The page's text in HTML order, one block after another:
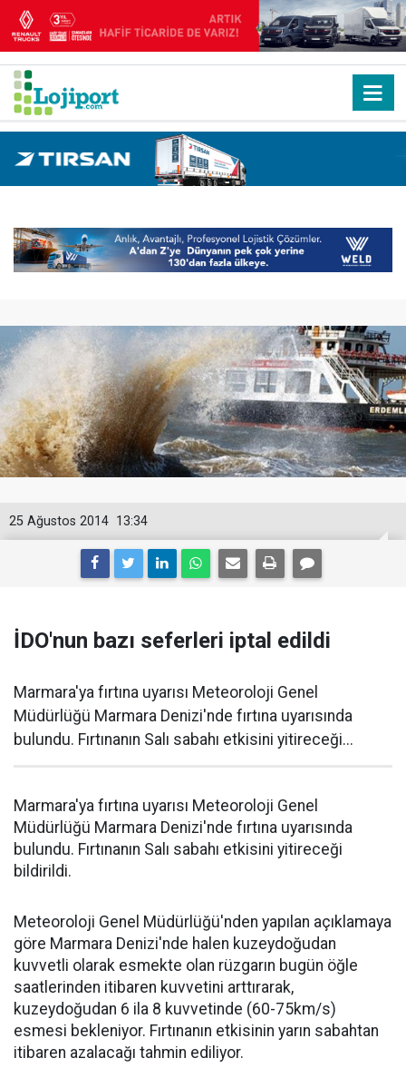
13:34
25 Ağustos 2014
İDO'nun bazı seferleri iptal edildi
Marmara'ya fırtına uyarısı Meteoroloji Genel
Müdürlüğü Marmara Denizi'nde fırtına uyarısında
bulundu. Fırtınanın Salı sabahı etkisini yitireceği...
Marmara'ya fırtına uyarısı Meteoroloji Genel
Müdürlüğü Marmara Denizi'nde fırtına uyarısında
bulundu. Fırtınanın Salı sabahı etkisini yitireceği
bildirildi.
Meteoroloji Genel Müdürlüğü'nden yapılan açıklamaya
göre Marmara Denizi'nde halen kuzeydoğudan
kuvvetli olarak esmekte olan rüzgarın bugün öğle
saatlerinden itibaren kuvvetini arttırarak,
kuzeydoğudan 6 ila 8 kuvvetinde (60-75km/s)
esmesi bekleniyor. Fırtınanın etkisinin yarın sabahtan
itibaren azalacağı tahmin ediliyor.